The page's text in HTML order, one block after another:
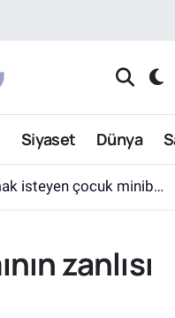
Siyaset Dünya
çocuk minibüsün altında kaldı
zanlısı
Fikstür